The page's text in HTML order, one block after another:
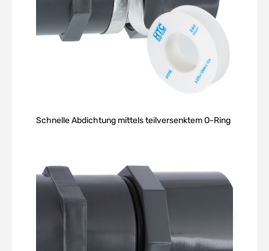
Schnelle Abdichtung mittels teilversenktem O-Ring